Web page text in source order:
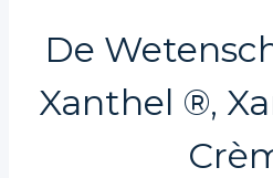
De
Xanthel ®,